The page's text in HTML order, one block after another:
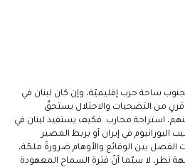
ساحة حرب إقليميّة، وإن كان لبنان في
من التضحيات والاحتلال يستحقّ
استراحة محارب. فكيف يستفيد لبنان في
في إيران أو بربط المصير
بين الوقائع والأوهام ضرورةً ملحّة،
نظر، لا سيّما أنّ فترة السماح المعهودة